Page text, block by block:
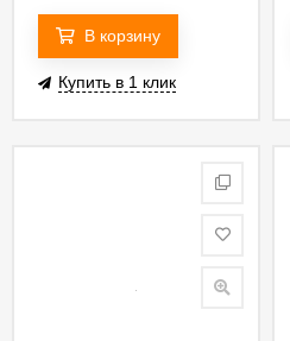
В корзину
Купить в 1 клик